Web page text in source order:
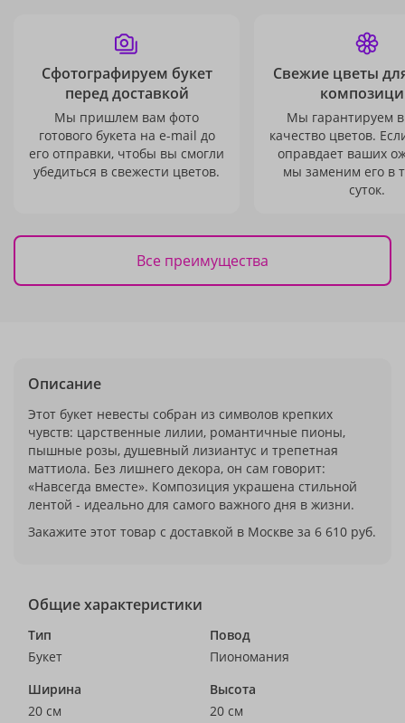
Сфотографируем букет
перед доставкой
Мы пришлем вам фото
готового букета на e-mail до
его отправки, чтобы вы смогли
убедиться в свежести цветов.
Свежие цветы
Мы гарантируем
качество цветов.
оправдает ваших
мы заменим его в
суток.
Все преимущества
Описание
Этот букет невесты собран из символов крепких
чувств: царственные лилии, романтичные пионы,
пышные розы, душевный лизиантус и трепетная
маттиола. Без лишнего декора, он сам говорит:
«Навсегда вместе». Композиция украшена стильной
лентой - идеально для самого важного дня в жизни.
Закажите этот товар с доставкой в Москве за 6 610 руб.
Общие характеристики
Тип
Букет
Повод
Пиономания
Ширина
20 см
Высота
20 см